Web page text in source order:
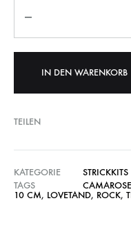
IN DEN WARENKORB
TEILEN
KATEGORIE
STRICKKITS
TAGS
CAMAROSE
10 CM, LOVETAND, ROCK,